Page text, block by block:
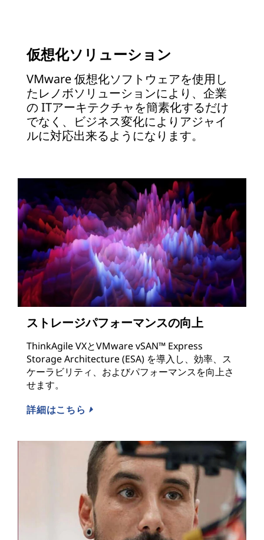
仮想化ソリューション
VMware 仮想化ソフトウェアを使用し
たレノボソリューションにより、企業
の ITアーキテクチャを簡素化するだけ
でなく、ビジネス変化によりアジャイ
ルに対応出来るようになります。
ストレージパフォーマンスの向上
ThinkAgile VXとVMware vSAN™ Express
Storage Architecture (ESA) を導入し、効率、ス
ケーラビリティ、およびパフォーマンスを向上さ
せます。
詳細はこちら